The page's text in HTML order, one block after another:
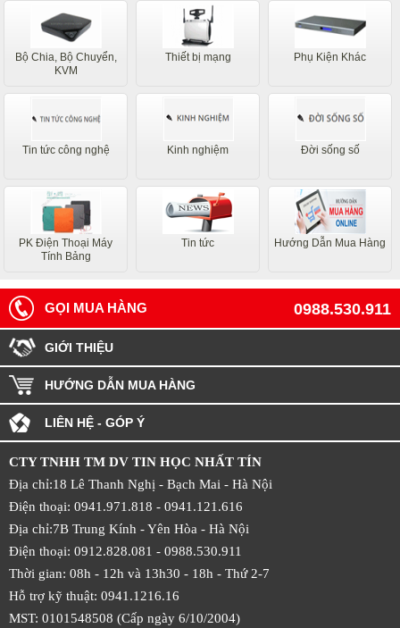
Bộ Chia, Bộ Chuyển,
KVM
Thiết bị mạng Phụ Kiện Khác
Tin tức công nghệ Kinh nghiệm Đời sống số
PK Điện Thoại Máy
Tính Bảng
Tin tức Hướng Dẫn Mua Hàng
0988.530.911
GỌI MUA HÀNG
GIỚI THIỆU
HƯỚNG DẪN MUA HÀNG
LIÊN HỆ - GÓP Ý
CTY TNHH TM DV TIN HỌC NHẤT TÍN
Địa chỉ:18 Lê Thanh Nghị - Bạch Mai - Hà Nội
Điện thoại: 0941.971.818 - 0941.121.616
Địa chỉ:7B Trung Kính - Yên Hòa - Hà Nội
Điện thoại: 0912.828.081 - 0988.530.911
Thời gian: 08h - 12h và 13h30 - 18h - Thứ 2-7
Hỗ trợ kỹ thuật: 0941.1216.16
MST: 0101548508 (Cấp ngày 6/10/2004)